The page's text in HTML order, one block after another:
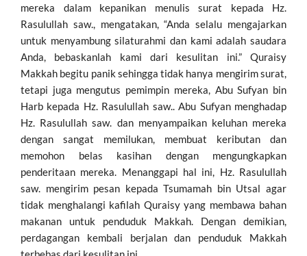
mereka dalam kepanikan menulis surat kepada Hz.
Rasulullah saw., mengatakan, “Anda selalu mengajarkan
untuk menyambung silaturahmi dan kami adalah saudara
Anda, bebaskanlah kami dari kesulitan ini.” Quraisy
Makkah begitu panik sehingga tidak hanya mengirim surat,
tetapi juga mengutus pemimpin mereka, Abu Sufyan bin
Harb kepada Hz. Rasulullah saw.. Abu Sufyan menghadap
Hz. Rasulullah saw. dan menyampaikan keluhan mereka
dengan sangat memilukan, membuat keributan dan
memohon belas kasihan dengan mengungkapkan
penderitaan mereka. Menanggapi hal ini, Hz. Rasulullah
saw. mengirim pesan kepada Tsumamah bin Utsal agar
tidak menghalangi kafilah Quraisy yang membawa bahan
makanan untuk penduduk Makkah. Dengan demikian,
perdagangan kembali berjalan dan penduduk Makkah